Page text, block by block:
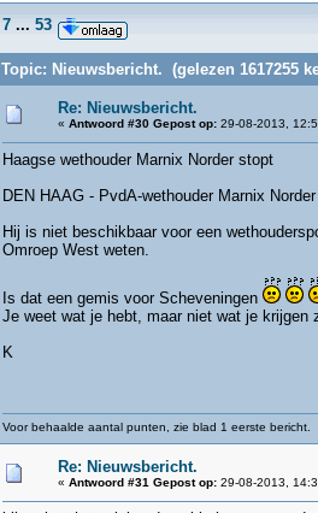
7 ... 53
Topic: Nieuwsbericht. (gelezen 1617255
Re: Nieuwsbericht.
« Antwoord #30 Gepost op:29-08-2013,
Haagse wethouder Marnix Norder stopt
DEN HAAG - PvdA-wethouder Marnix
Hij is niet beschikbaar voor een
Omroep West weten.
Is dat een gemis voor Scheveningen
Je weet wat je hebt, maar niet wat je krijgen
K
Voor behaalde aantal punten, zie blad 1 eerste bericht.
Re: Nieuwsbericht.
« Antwoord #31 Gepost op:29-08-2013,